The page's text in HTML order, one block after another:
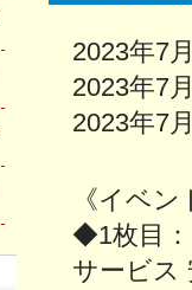
2023年7
2023年7
2023年7
《イベ
◆1枚目：
サービス